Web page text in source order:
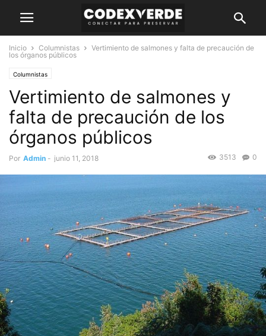
Inicio Columnistas
Vertimiento de salmones y falta de precaución de
los órganos públicos
Columnistas
Vertimiento de salmones y
falta de precaución de los
órganos públicos
Por Admin - junio 11, 2018 0
3513